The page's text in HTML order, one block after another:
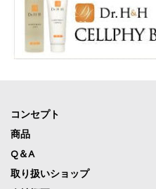
コンセプト
商品
Q＆A
取り扱いショップ